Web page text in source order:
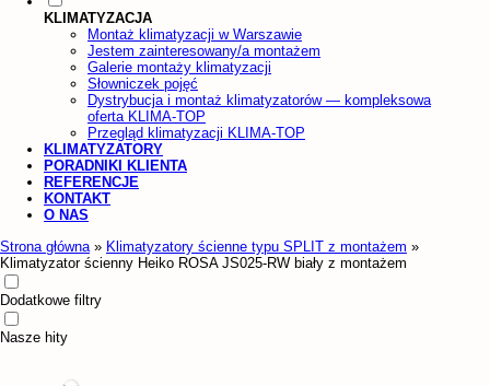
KLIMATYZACJA
Montaż klimatyzacji w Warszawie
Jestem zainteresowany/a montażem
Galerie montaży klimatyzacji
Słowniczek pojęć
Dystrybucja i montaż klimatyzatorów — kompleksowa
oferta KLIMA-TOP
Przegląd klimatyzacji KLIMA-TOP
KLIMATYZATORY
PORADNIKI KLIENTA
REFERENCJE
KONTAKT
O NAS
Strona główna » Klimatyzatory ścienne typu SPLIT z montażem »
Klimatyzator ścienny Heiko ROSA JS025-RW biały z montażem
Dodatkowe filtry
Nasze hity